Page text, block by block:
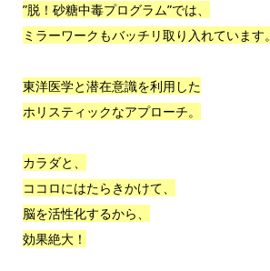
”脱！砂糖中毒プログラム”では、
ミラーワークもバッチリ取り入れています。
東洋医学と潜在意識を利用した
ホリスティックなアプローチ。
カラダと、
ココロにはたらきかけて、
脳を活性化するから、
効果絶大！